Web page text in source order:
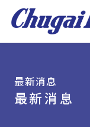
最新消息
最新消息